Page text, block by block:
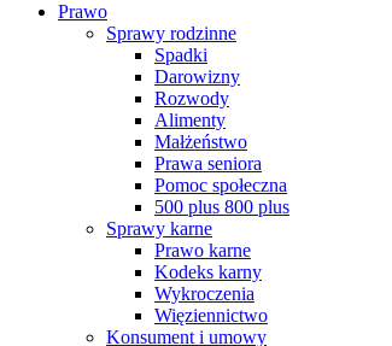
Prawo
Sprawy rodzinne
Spadki
Darowizny
Rozwody
Alimenty
Małżeństwo
Prawa seniora
Pomoc społeczna
500 plus 800 plus
Sprawy karne
Prawo karne
Kodeks karny
Wykroczenia
Więziennictwo
Konsument i umowy